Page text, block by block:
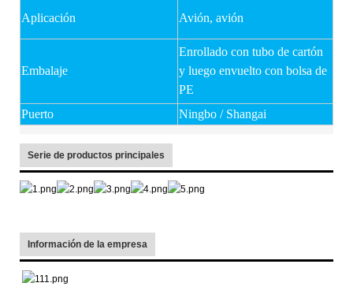
Aplicación Avión, avión
Embalaje
Enrollado con tubo de cartón
y luego envuelto con bolsa de
PE
Puerto
Ningbo / Shangai
Serie de productos principales
Información de la empresa